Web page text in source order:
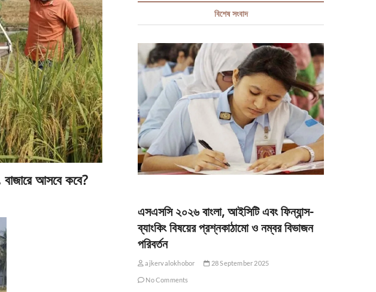
বাজারে আসবে কবে?
বিশেষ সংবাদ
এসএসসি ২০২৬ বাংলা, আইসিটি এবং ফিন্যান্স-
ব্যাংকিং বিষয়ের প্রশ্নকাঠামো ও নম্বর বিভাজন
পরিবর্তন
ajkervalokhobor 28 September 2025
No Comments